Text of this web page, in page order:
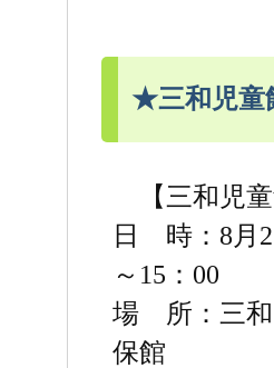
★三和児
【三和児
日 時：8月2
～15：00
場 所：三和
保館